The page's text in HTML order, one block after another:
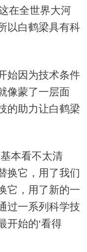
在全世界大河
以白鹤梁具有科
因为技术条件
像蒙了一层面
的助力让白鹤梁
本看不太清
换它，用了我们
它，用了新的一
过一系列科学技
开始的‘看得